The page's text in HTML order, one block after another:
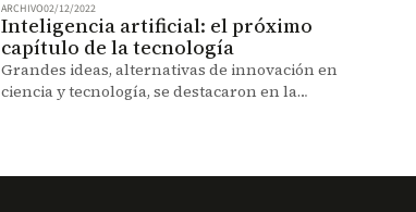
ARCHIVO02/12/2022
Inteligencia artificial: el próximo
capítulo de la tecnología
Grandes ideas, alternativas de innovación en
ciencia y tecnología, se destacaron en la